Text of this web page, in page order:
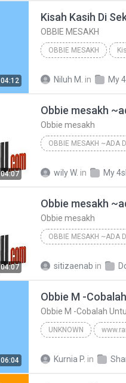
04:12
Kisah Kasih Di
OBBIE MESAKH
OBBIE MESAKH
Niluh M. in My
04:07
Obbie mesakh
Obbie mesakh
wily W. in My
04:07
Obbie mesakh
Obbie mesakh
sitizaenab in
06:04
Obbie M -Cobalah
UNKNOWN
Kurnia P. in